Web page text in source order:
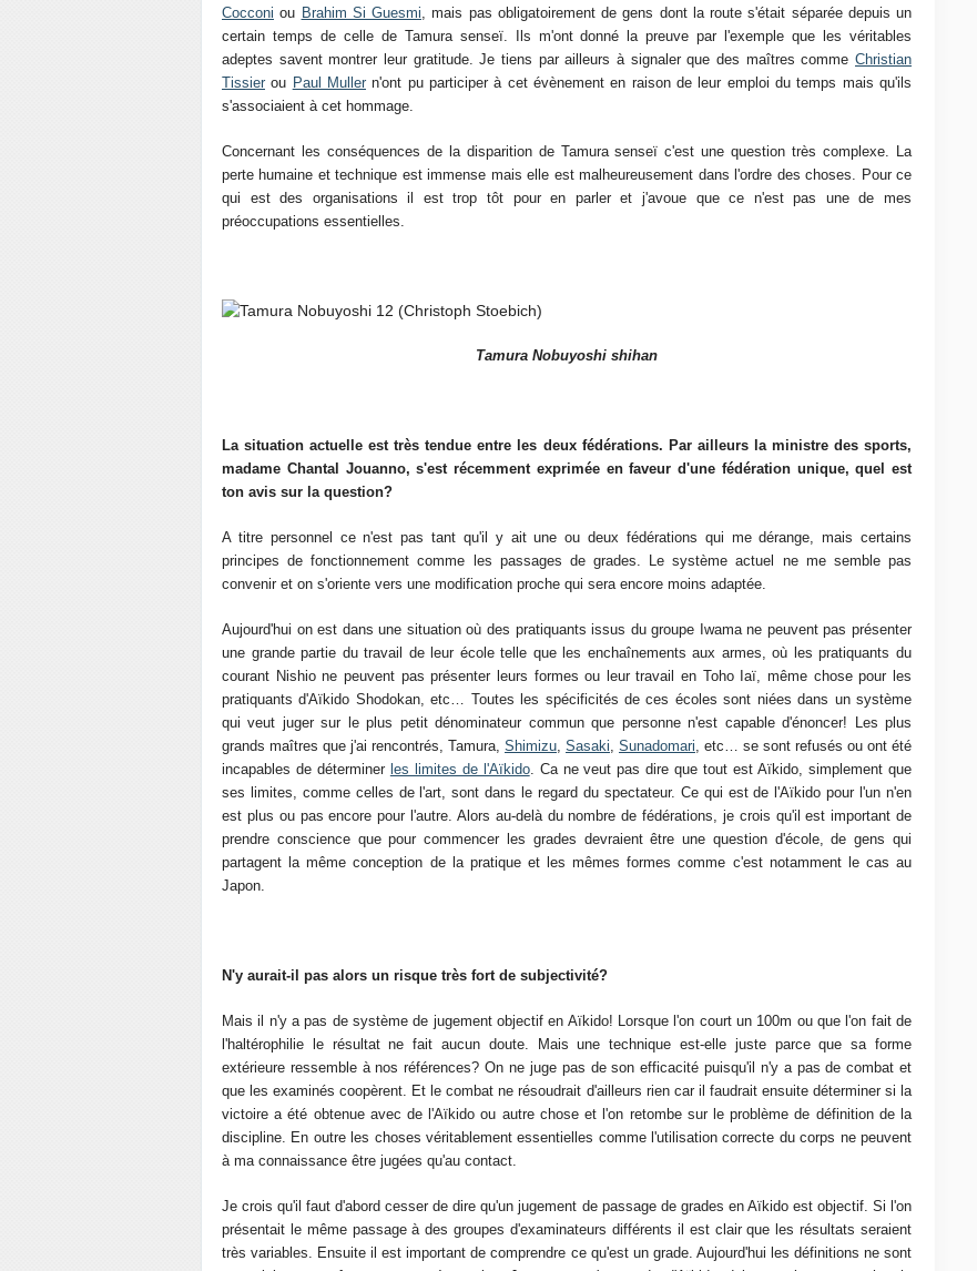
Cocconi ou Brahim Si Guesmi, mais pas obligatoirement de gens dont la route s'était séparée depuis un
certain temps de celle de Tamura senseï. Ils m'ont donné la preuve par l'exemple que les véritables
adeptes savent montrer leur gratitude. Je tiens par ailleurs à signaler que des maîtres comme Christian
Tissier ou Paul Muller n'ont pu participer à cet évènement en raison de leur emploi du temps mais qu'ils
s'associaient à cet hommage.
Concernant les conséquences de la disparition de Tamura senseï c'est une question très complexe. La
perte humaine et technique est immense mais elle est malheureusement dans l'ordre des choses. Pour ce
qui est des organisations il est trop tôt pour en parler et j'avoue que ce n'est pas une de mes
préoccupations essentielles.
Tamura Nobuyoshi shihan
La situation actuelle est très tendue entre les deux fédérations. Par ailleurs la ministre des sports,
madame Chantal Jouanno, s'est récemment exprimée en faveur d'une fédération unique, quel est
ton avis sur la question?
A titre personnel ce n'est pas tant qu'il y ait une ou deux fédérations qui me dérange, mais certains
principes de fonctionnement comme les passages de grades. Le système actuel ne me semble pas
convenir et on s'oriente vers une modification proche qui sera encore moins adaptée.
Aujourd'hui on est dans une situation où des pratiquants issus du groupe Iwama ne peuvent pas présenter
une grande partie du travail de leur école telle que les enchaînements aux armes, où les pratiquants du
courant Nishio ne peuvent pas présenter leurs formes ou leur travail en Toho Iaï, même chose pour les
pratiquants d'Aïkido Shodokan, etc… Toutes les spécificités de ces écoles sont niées dans un système
qui veut juger sur le plus petit dénominateur commun que personne n'est capable d'énoncer! Les plus
grands maîtres que j'ai rencontrés, Tamura, Shimizu, Sasaki, Sunadomari, etc… se sont refusés ou ont été
incapables de déterminer les limites de l'Aïkido. Ca ne veut pas dire que tout est Aïkido, simplement que
ses limites, comme celles de l'art, sont dans le regard du spectateur. Ce qui est de l'Aïkido pour l'un n'en
est plus ou pas encore pour l'autre. Alors au-delà du nombre de fédérations, je crois qu'il est important de
prendre conscience que pour commencer les grades devraient être une question d'école, de gens qui
partagent la même conception de la pratique et les mêmes formes comme c'est notamment le cas au
Japon.
N'y aurait-il pas alors un risque très fort de subjectivité?
Mais il n'y a pas de système de jugement objectif en Aïkido! Lorsque l'on court un 100m ou que l'on fait de
l'haltérophilie le résultat ne fait aucun doute. Mais une technique est-elle juste parce que sa forme
extérieure ressemble à nos références? On ne juge pas de son efficacité puisqu'il n'y a pas de combat et
que les examinés coopèrent. Et le combat ne résoudrait d'ailleurs rien car il faudrait ensuite déterminer si la
victoire a été obtenue avec de l'Aïkido ou autre chose et l'on retombe sur le problème de définition de la
discipline. En outre les choses véritablement essentielles comme l'utilisation correcte du corps ne peuvent
à ma connaissance être jugées qu'au contact.
Je crois qu'il faut d'abord cesser de dire qu'un jugement de passage de grades en Aïkido est objectif. Si l'on
présentait le même passage à des groupes d'examinateurs différents il est clair que les résultats seraient
très variables. Ensuite il est important de comprendre ce qu'est un grade. Aujourd'hui les définitions ne sont